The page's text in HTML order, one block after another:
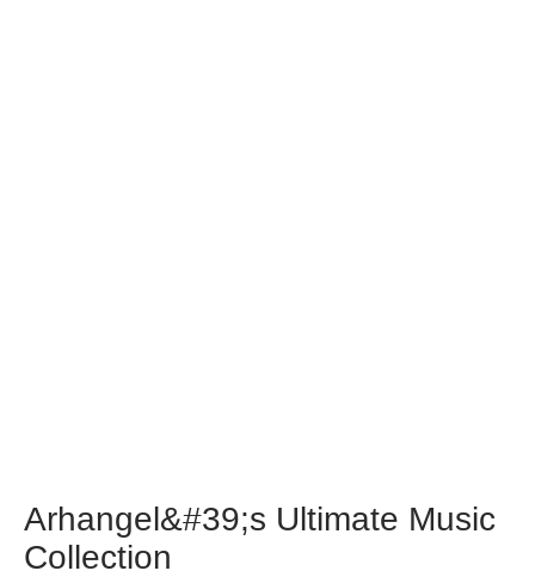
Arhangel&#39;s Ultimate Music
Collection